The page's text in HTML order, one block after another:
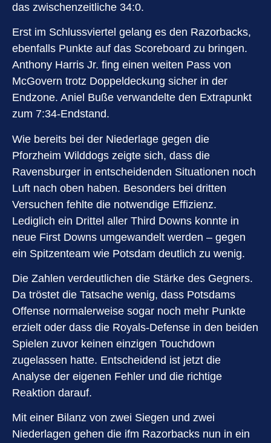
das zwischenzeitliche 34:0.
Erst im Schlussviertel gelang es den Razorbacks,
ebenfalls Punkte auf das Scoreboard zu bringen.
Anthony Harris Jr. fing einen weiten Pass von
McGovern trotz Doppeldeckung sicher in der
Endzone. Aniel Buße verwandelte den Extrapunkt
zum 7:34-Endstand.
Wie bereits bei der Niederlage gegen die
Pforzheim Wilddogs zeigte sich, dass die
Ravensburger in entscheidenden Situationen noch
Luft nach oben haben. Besonders bei dritten
Versuchen fehlte die notwendige Effizienz.
Lediglich ein Drittel aller Third Downs konnte in
neue First Downs umgewandelt werden – gegen
ein Spitzenteam wie Potsdam deutlich zu wenig.
Die Zahlen verdeutlichen die Stärke des Gegners.
Da tröstet die Tatsache wenig, dass Potsdams
Offense normalerweise sogar noch mehr Punkte
erzielt oder dass die Royals-Defense in den beiden
Spielen zuvor keinen einzigen Touchdown
zugelassen hatte. Entscheidend ist jetzt die
Analyse der eigenen Fehler und die richtige
Reaktion darauf.
Mit einer Bilanz von zwei Siegen und zwei
Niederlagen gehen die ifm Razorbacks nun in ein